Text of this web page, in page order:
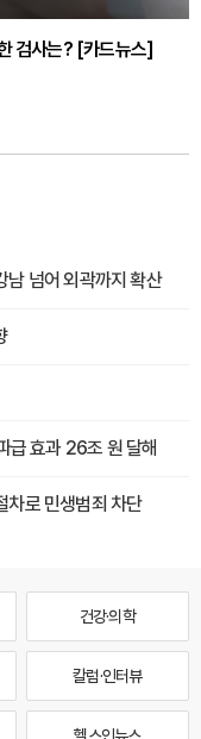
검사는? [카드뉴스]
넘어 외곽까지 확산
급 효과 26조 원 달해
차로 민생범죄 차단
건강·의학
칼럼·인터뷰